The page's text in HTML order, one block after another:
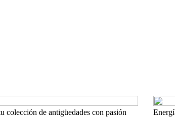
colección de antigüedades con pasión